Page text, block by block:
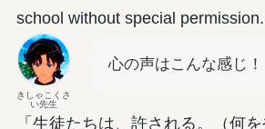
school without special permission.
きしゃこくさ
い先生
心の声はこんな感じ！
「生徒たちは、許される。（何